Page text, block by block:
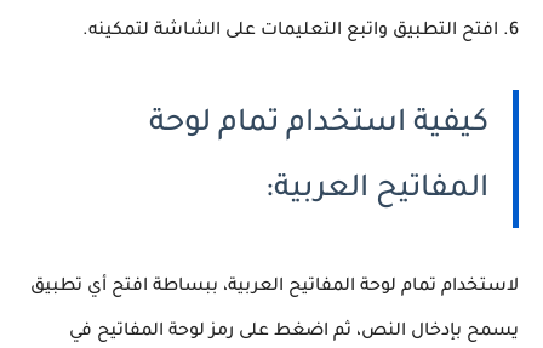
6. افتح التطبيق واتبع التعليمات على الشاشة لتمكينه.
كيفية استخدام تمام لوحة
المفاتيح العربية:
لاستخدام تمام لوحة المفاتيح العربية، ببساطة افتح أي تطبيق
يسمح بإدخال النص، ثم اضغط على رمز لوحة المفاتيح في